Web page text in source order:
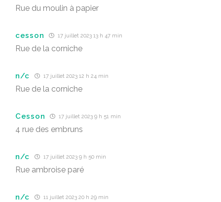
Rue du moulin à papier
cesson 17 juillet 2023 13 h 47 min
Rue de la corniche
n/c 17 juillet 2023 12 h 24 min
Rue de la corniche
Cesson 17 juillet 2023 9 h 51 min
4 rue des embruns
n/c 17 juillet 2023 9 h 50 min
Rue ambroise paré
n/c 11 juillet 2023 20 h 29 min